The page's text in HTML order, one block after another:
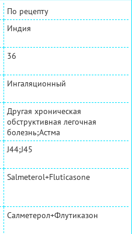
По рецепту
Индия
36
Ингаляционный
Другая хроническая
обструктивная легочная
болезнь;Астма
J44;J45
Salmeterol+Fluticasone
Салметерол+Флутиказон